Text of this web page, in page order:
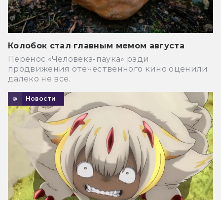
Колобок стал главным мемом августа
Перенос «Человека-паука» ради
продвижения отечественного кино оценили
далеко не все.
Новости